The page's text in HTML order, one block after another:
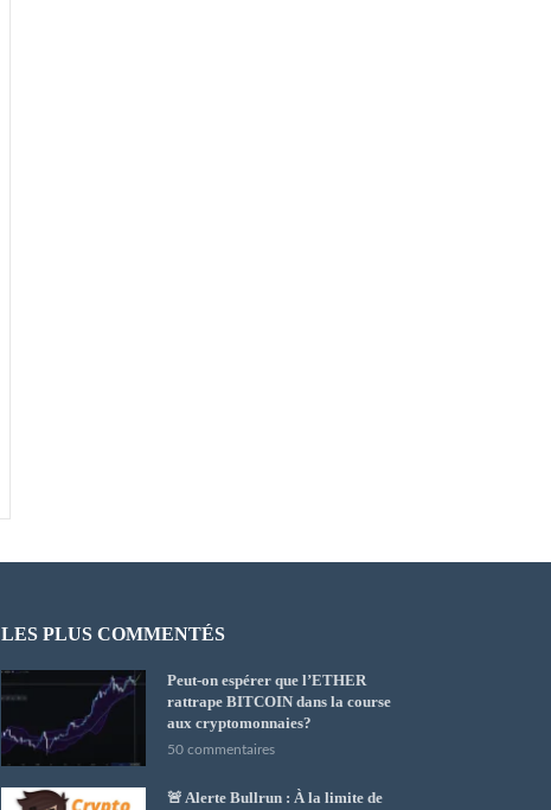
LES PLUS COMMENTÉS
Peut-on espérer que l’ETHER
rattrape BITCOIN dans la course
aux cryptomonnaies?
50 commentaires
🚨 Alerte Bullrun : À la limite de